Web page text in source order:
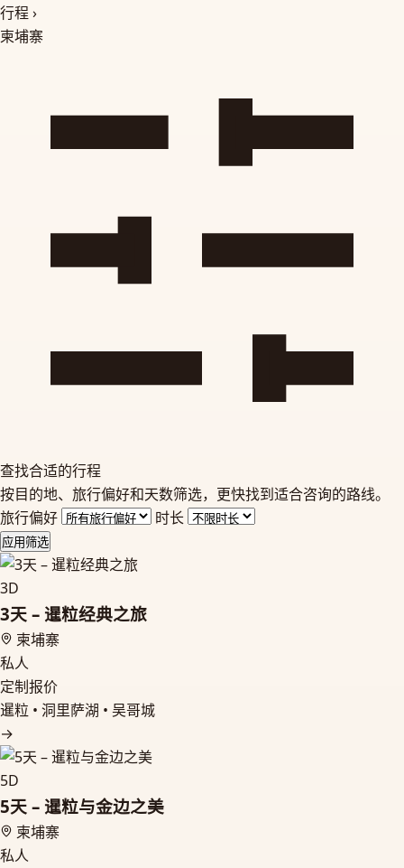
行程 ›
柬埔寨
查找合适的行程
按目的地、旅行偏好和天数筛选，更快找到适合咨询的路线。
旅行偏好
时长
应用筛选
3D
3天 – 暹粒经典之旅
柬埔寨
私人
定制报价
暹粒 • 洞里萨湖 • 吴哥城
→
5D
5天 – 暹粒与金边之美
柬埔寨
私人